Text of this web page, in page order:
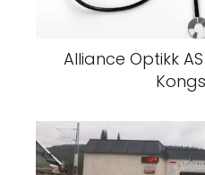
Alliance Optikk